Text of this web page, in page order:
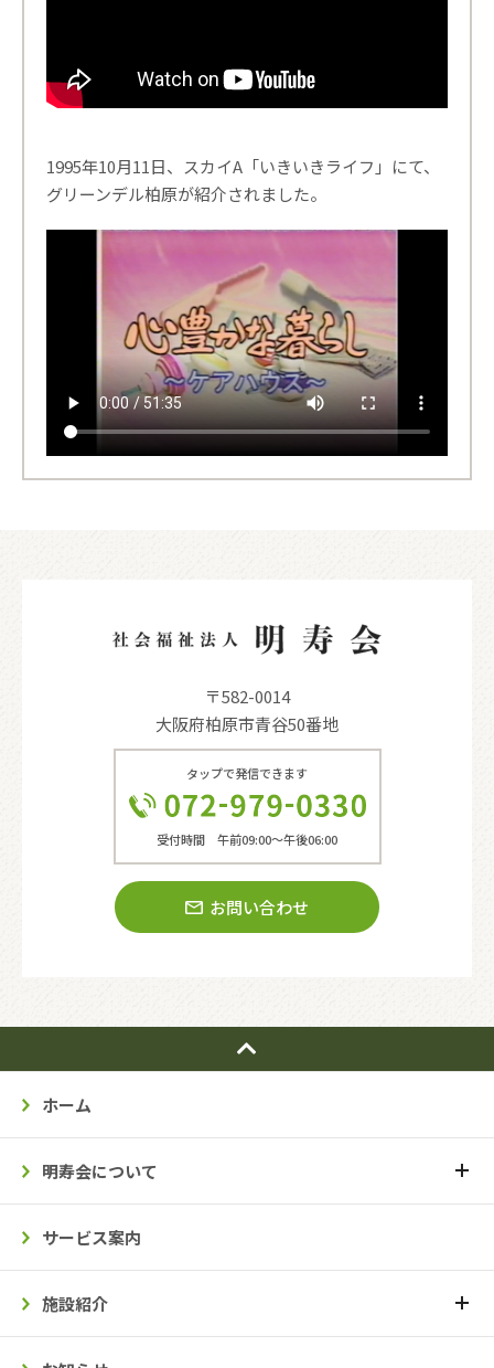
1995年10月11日、スカイA「いきいきライフ」にて、
グリーンデル柏原が紹介されました。
〒582-0014
大阪府柏原市青谷50番地
タップで発信できます
受付時間 午前09:00〜午後06:00
お問い合わせ
ホーム
明寿会について
サービス案内
施設紹介